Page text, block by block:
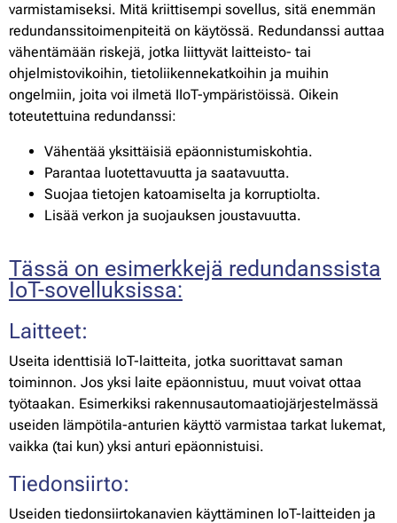
varmistamiseksi. Mitä kriittisempi sovellus, sitä enemmän
redundanssitoimenpiteitä on käytössä. Redundanssi auttaa
vähentämään riskejä, jotka liittyvät laitteisto- tai
ohjelmistovikoihin, tietoliikennekatkoihin ja muihin
ongelmiin, joita voi ilmetä IIoT-ympäristöissä. Oikein
toteutettuina redundanssi:
Vähentää yksittäisiä epäonnistumiskohtia.
Parantaa luotettavuutta ja saatavuutta.
Suojaa tietojen katoamiselta ja korruptiolta.
Lisää verkon ja suojauksen joustavuutta.
Tässä on esimerkkejä redundanssista
IoT-sovelluksissa:
Laitteet:
Useita identtisiä IoT-laitteita, jotka suorittavat saman
toiminnon. Jos yksi laite epäonnistuu, muut voivat ottaa
työtaakan. Esimerkiksi rakennusautomaatiojärjestelmässä
useiden lämpötila-anturien käyttö varmistaa tarkat lukemat,
vaikka (tai kun) yksi anturi epäonnistuisi.
Tiedonsiirto:
Useiden tiedonsiirtokanavien käyttäminen IoT-laitteiden ja